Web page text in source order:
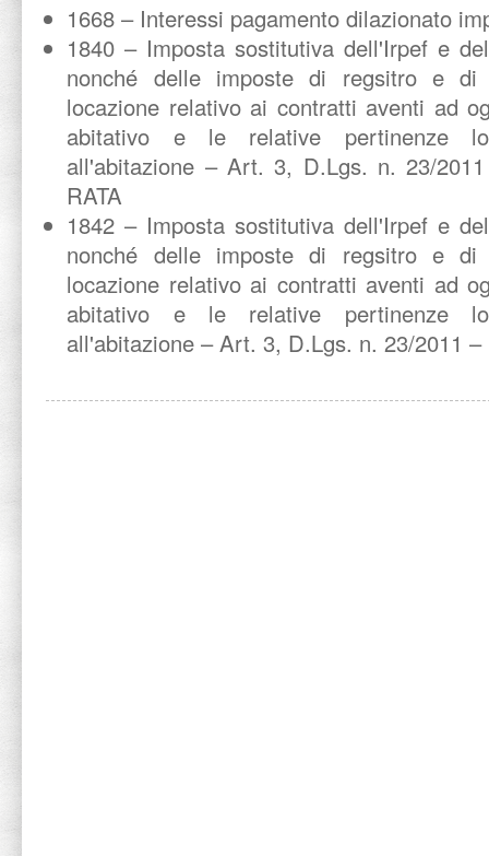
1668 – Interessi pagamento dilazionato
1840 – Imposta sostitutiva dell'Irpef e
nonché delle imposte di regsitro e
locazione relativo ai contratti aventi ad
abitativo e le relative pertinenze
all'abitazione – Art. 3, D.Lgs. n. 23/
RATA
1842 – Imposta sostitutiva dell'Irpef e
nonché delle imposte di regsitro e
locazione relativo ai contratti aventi ad
abitativo e le relative pertinenze
all'abitazione – Art. 3, D.Lgs. n. 23/2011